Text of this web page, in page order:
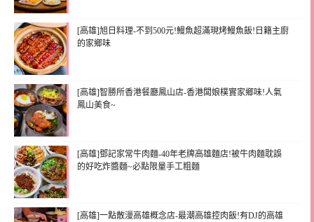
[高雄]旭日料理-不到500元!鰻魚超滿現烤鰻魚飯!日籍主廚
的家鄉味
[高雄]智勝所香港餐廳鳳山店-香港闆娘樸實家鄉味!人氣
鳳山美食~
[高雄]鄧記家常牛肉麵-40年老牌高雄麵店!被牛肉麵耽誤
的好吃炸醬麵~必點限量手工粗麵
[高雄]一點散漫高雄概念店-最潮高雄控肉飯!有DJ的高雄